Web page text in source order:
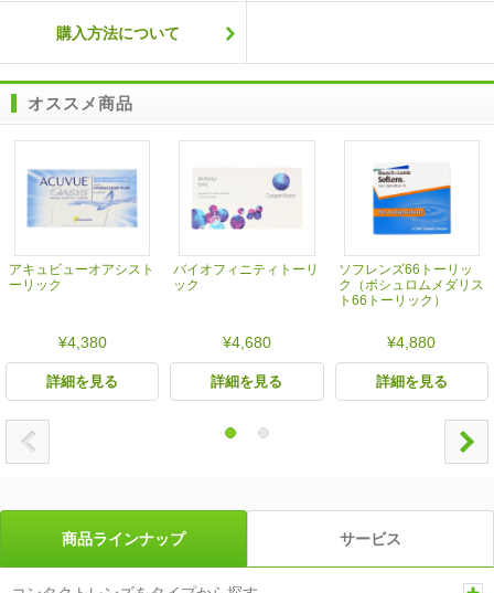
購入方法について
オススメ商品
アキュビューオアシスト
ーリック
¥4,380
詳細を見る
バイオフィニティトーリ
ック
¥4,680
詳細を見る
ソフレンズ66トーリッ
ク（ボシュロムメダリス
ト66トーリック）
¥4,880
詳細を見る
商品ラインナップ サービス